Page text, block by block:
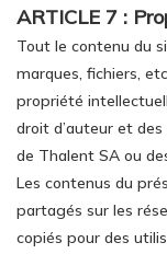
ARTICLE 7 :
Tout le contenu du
marques, fichiers,
propriété
droit d’auteur et
de Thalent SA ou
Les contenus du
partagés sur les
copiés pour des